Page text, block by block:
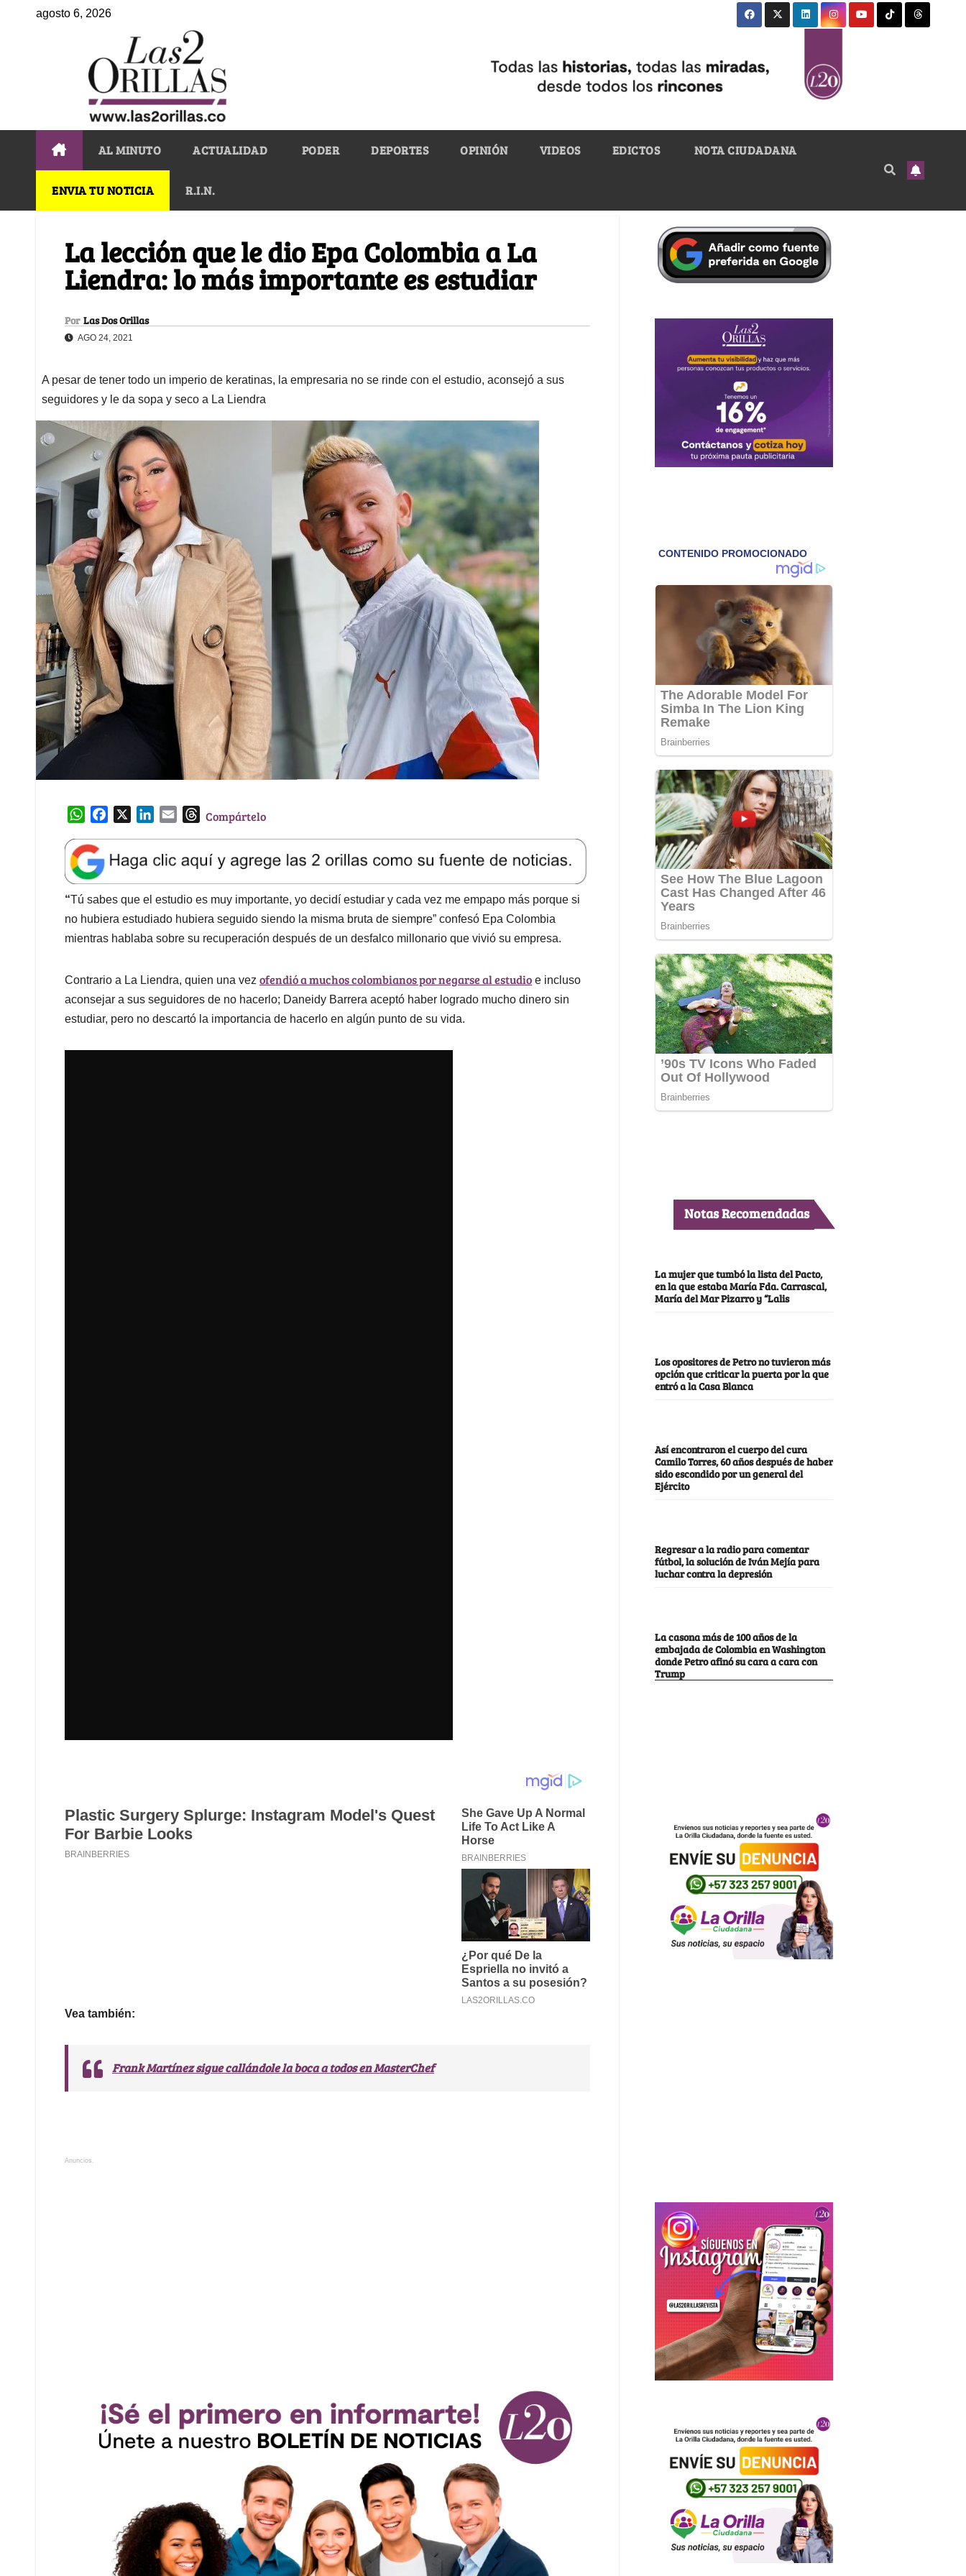
agosto 6, 2026
AL MINUTO ACTUALIDAD PODER DEPORTES OPINIÓN VIDEOS EDICTOS NOTA CIUDADANA
ENVIA TU NOTICIA R.I.N.
La lección que le dio Epa Colombia a La
Liendra: lo más importante es estudiar
Por Las Dos Orillas
AGO 24, 2021
A pesar de tener todo un imperio de keratinas, la empresaria no se rinde con el estudio, aconsejó a sus
seguidores y le da sopa y seco a La Liendra
W
a
t
s
A
p
p
e
b
o
o
k
k
e
d
I
n
l
T
e
a
d
s
Compártelo
“Tú sabes que el estudio es muy importante, yo decidí estudiar y cada vez me empapo más porque si
no hubiera estudiado hubiera seguido siendo la misma bruta de siempre” confesó Epa Colombia
mientras hablaba sobre su recuperación después de un desfalco millonario que vivió su empresa.
Contrario a La Liendra, quien una vez ofendió a muchos colombianos por negarse al estudio e incluso
aconsejar a sus seguidores de no hacerlo; Daneidy Barrera aceptó haber logrado mucho dinero sin
estudiar, pero no descartó la importancia de hacerlo en algún punto de su vida.
Vea también:
Frank Martínez sigue callándole la boca a todos en MasterChef
Anuncios.
Notas Recomendadas
La mujer que tumbó la lista del Pacto,
en la que estaba María Fda. Carrascal,
María del Mar Pizarro y “Lalis
Los opositores de Petro no tuvieron más
opción que criticar la puerta por la que
entró a la Casa Blanca
Así encontraron el cuerpo del cura
Camilo Torres, 60 años después de haber
sido escondido por un general del
Ejército
Regresar a la radio para comentar
fútbol, la solución de Iván Mejía para
luchar contra la depresión
La casona más de 100 años de la
embajada de Colombia en Washington
donde Petro afinó su cara a cara con
Trump